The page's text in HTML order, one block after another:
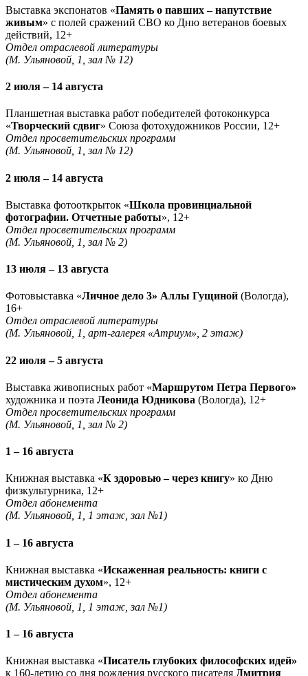
Выставка экспонатов «Память о павших – напутствие
живым» с полей сражений СВО ко Дню ветеранов боевых
действий, 12+
Отдел отраслевой литературы
(М. Ульяновой, 1, зал № 12)
2 июля – 14 августа
Планшетная выставка работ победителей фотоконкурса
«Творческий сдвиг» Союза фотохудожников России, 12+
Отдел просветительских программ
(М. Ульяновой, 1, зал № 12)
2 июля – 14 августа
Выставка фотооткрыток «Школа провинциальной
фотографии. Отчетные работы», 12+
Отдел просветительских программ
(М. Ульяновой, 1, зал № 2)
13 июля – 13 августа
Фотовыставка «Личное дело 3» Аллы Гущиной (Вологда),
16+
Отдел отраслевой литературы
(М. Ульяновой, 1, арт-галерея «Атриум», 2 этаж)
22 июля – 5 августа
Выставка живописных работ «Маршрутом Петра Первого»
художника и поэта Леонида Юдникова (Вологда), 12+
Отдел просветительских программ
(М. Ульяновой, 1, зал № 2)
1 – 16 августа
Книжная выставка «К здоровью – через книгу» ко Дню
физкультурника, 12+
Отдел абонемента
(М. Ульяновой, 1, 1 этаж, зал №1)
1 – 16 августа
Книжная выставка «Искаженная реальность: книги с
мистическим духом», 12+
Отдел абонемента
(М. Ульяновой, 1, 1 этаж, зал №1)
1 – 16 августа
Книжная выставка «Писатель глубоких философских идей»
к 160-летию со дня рождения русского писателя Дмитрия